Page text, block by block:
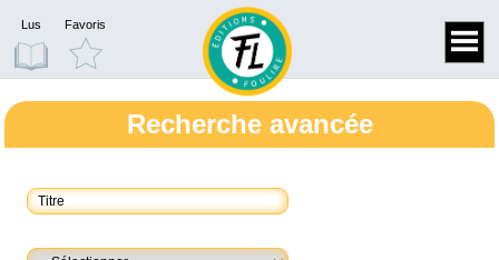
Lus Favoris
Recherche avancée